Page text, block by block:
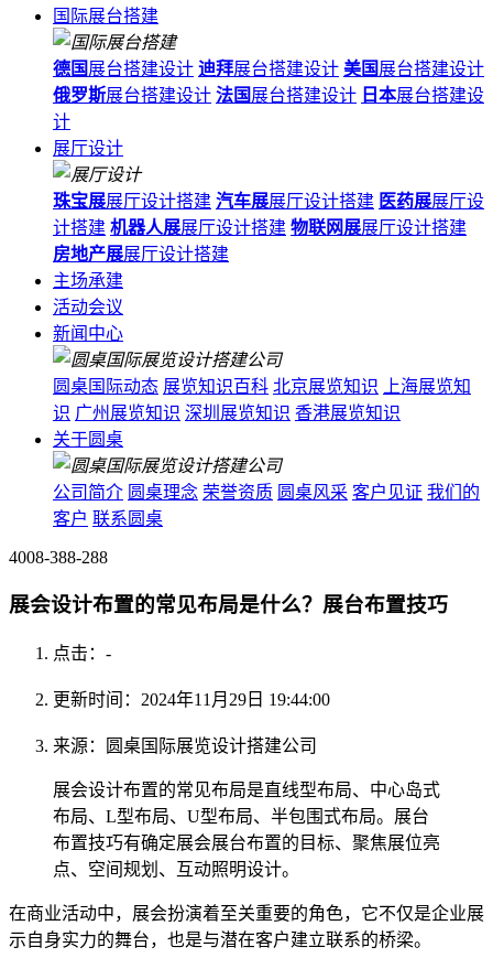
国际展台搭建
德国 展台搭建设计 迪拜展台搭建设计 美国 展台搭建设计
俄罗斯展台搭建设计 法国 展台搭建设计 日本展台搭建设
计
展厅设计
珠宝展展厅设计搭建 汽车展展厅设计搭建 医药展展厅设
计搭建 机器人展展厅设计搭建 物联网展展厅设计搭建
房地产展展厅设计搭建
主场承建
活动会议
新闻中心
圆桌国际动态 展览知识百科 北京展览知识
上海展览知
识 广州展览知识 深圳展览知识 香港展览知识
关于圆桌
公司简介 圆桌理念 荣誉资质 圆桌风采 客户见证 我们的
客户 联系圆桌
4008-388-288
展会设计布置的常见布局是什么？展台布置技巧
点击： -
更新时间：2024年11月29日 19:44:00
来源：圆桌国际展览设计搭建公司
展会设计布置的常见布局是直线型布局、中心岛式
布局、L型布局、U型布局、半包围式布局。展台
布置技巧有确定展会展台布置的目标、聚焦展位亮
点、空间规划、互动照明设计。
在商业活动中，展会扮演着至关重要的角色，它不仅是企业展
示自身实力的舞台，也是与潜在客户建立联系的桥梁。